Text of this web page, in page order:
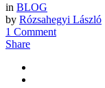
in BLOG
by Rózsahegyi László
1 Comment
Share